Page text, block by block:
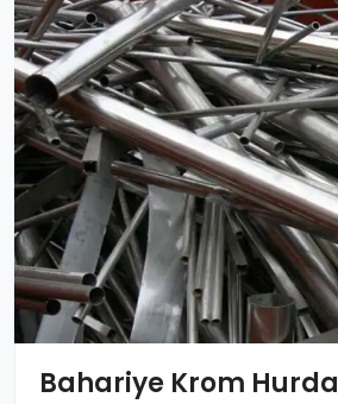
Bahariye Krom Hurda